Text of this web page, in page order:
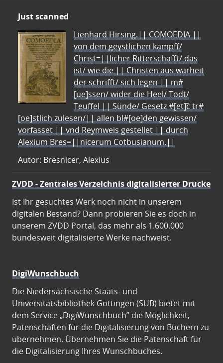
Just scanned
Lienhard Hirsing.|| COMOEDIA ||
von dem geystlichen kampff/
Christ=||licher Ritterschafft/ das
ist/ wie die || Christen aus warheit
der schrifft/ sich legen || m#
[ue]ssen/ wider die Heel/ Todt/
Teuffel || Sünde/ Gesetz #[et]c̃ tr#
[oe]stlich zulesen/|| allen bl#[oe]den gewissen/
vorfasset || vnd Reymweis gestellet || durch
Alexium Bres=||nicerum Cotbusianum.||
Autor: Bresnicer, Alexius
ZVDD - Zentrales Verzeichnis digitalisierter Drucke
Ist Ihr gesuchtes Werk noch nicht in unserem
digitalen Bestand? Dann probieren Sie es doch in
unserem ZVDD Portal, das mehr als 1.600.000
bundesweit digitalisierte Werke nachweist.
DigiWunschbuch
Die Niedersächsische Staats- und
Universitätsbibliothek Göttingen (SUB) bietet mit
dem Service „DigiWunschbuch” die Möglichkeit,
Patenschaften für die Digitalisierung von Büchern zu
übernehmen. Übernehmen Sie die Patenschaft für
die Digitalisierung Ihres Wunschbuches.